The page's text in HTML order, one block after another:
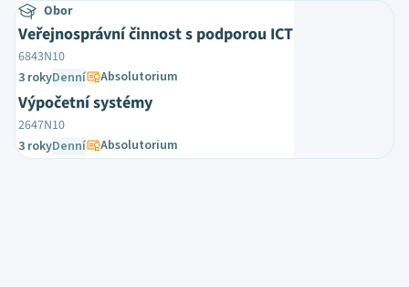
Obor
Veřejnosprávní činnost s podporou ICT
6843N10
3 rokyDenní Absolutorium
Výpočetní systémy
2647N10
3 rokyDenní Absolutorium